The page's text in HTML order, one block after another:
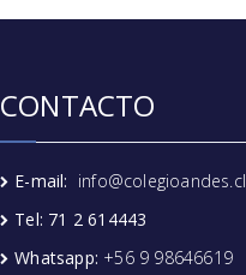
CONTACTO
E-mail: info@colegioandes.cl
Tel: 71 2 614443
Whatsapp: +56 9 98646619